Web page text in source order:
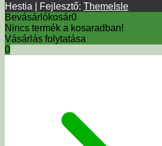
Hestia | Fejlesztő: ThemeIsle
Bevásárlókosár0
Nincs termék a kosaradban!
Vásárlás folytatása
0